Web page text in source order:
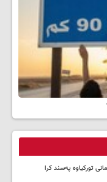
تورکیاوە پەسند کرا